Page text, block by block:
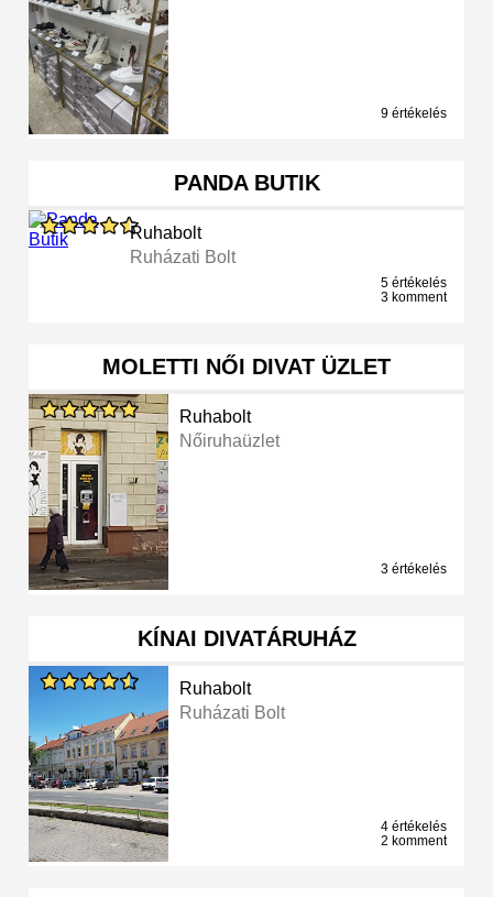
9 értékelés
PANDA BUTIK
Ruhabolt
Ruházati Bolt
5 értékelés
3 komment
MOLETTI NŐI DIVAT ÜZLET
Ruhabolt
Nőiruhaüzlet
3 értékelés
KÍNAI DIVATÁRUHÁZ
Ruhabolt
Ruházati Bolt
4 értékelés
2 komment